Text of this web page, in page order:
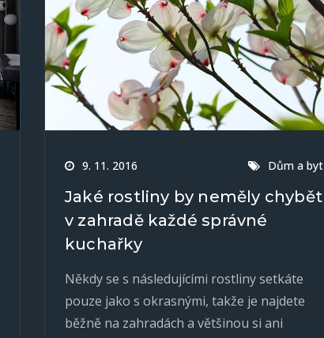
9. 11. 2016 Dům a byt
Jaké rostliny by neměly chybět
v zahradě každé správné
kuchařky
Někdy se s následujícími rostliny setkáte
pouze jako s okrasnými, takže je najdete
běžně na zahradách a většinou si ani